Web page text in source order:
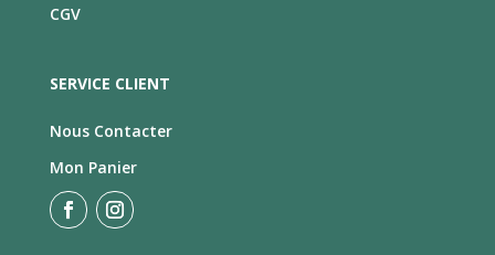
CGV
SERVICE CLIENT
Nous Contacter
Mon Panier